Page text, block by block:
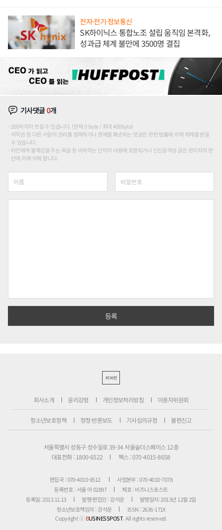
전자·전기·정보통신
SK하이닉스 통합노조 설립 움직임 본격화,
성과급 체계 불만에 3500명 결집
기사댓글0개
200자까지 쓰실 수 있습니다. (현재 0 byte / 최대 400byte)
저작권 등 다른 사람의 권리를 침해하거나 명예를 훼손하는 댓글은 관련 법률에 의해 제재를 받을
수 있습니다.
타인에게 불쾌감을 주는 욕설 등 비하하는 단어가 내용에 포함되거나 인신공격성 글은 관리자의 판
단에 의해 삭제 합니다.
PC버전
회사소개 윤리강령 개인정보처리방침 이용자위원회
청소년보호정책 정정·반론보도 기사심의규정 불편신고
서울특별시 성동구 성수일로 39-34 서울숲더스페이스 12층
대표전화 : 1800-6522
팩스 : 070-4015-8658
편집국 : 070-4010-8512
사업본부 : 070-4010-7078
등록번호 : 서울 아 02897
제호 : 비즈니스포스트
등록일: 2013.11.13
발행·편집인 : 강석운
발행일자: 2013년 12월 2일
청소년보호책임자 : 강석운
ISSN : 2636-171X
Copyright ⓒBUSINESSPOST. All rights reserved.